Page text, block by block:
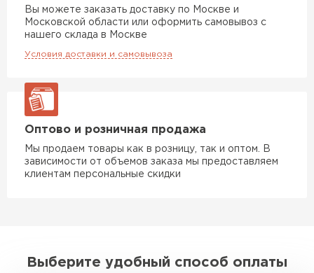
Вы можете заказать доставку по Москве и
Московской области или оформить самовывоз с
нашего склада в Москве
Условия доставки и самовывоза
Оптово и розничная продажа
Мы продаем товары как в розницу, так и оптом. В
зависимости от объемов заказа мы предоставляем
клиентам персональные скидки
Выберите удобный способ оплаты